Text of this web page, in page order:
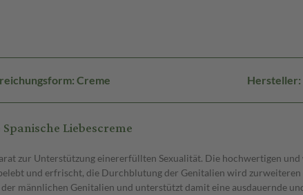
Creme Hersteller:
Liebescreme
zur Unterstützung einererfüllten Sexualität. Die hochwertigen
und erfrischt, die Durchblutung der Genitalien wird zurweiteren
männlichen Genitalien und unterstützt damit eine ausdauernde